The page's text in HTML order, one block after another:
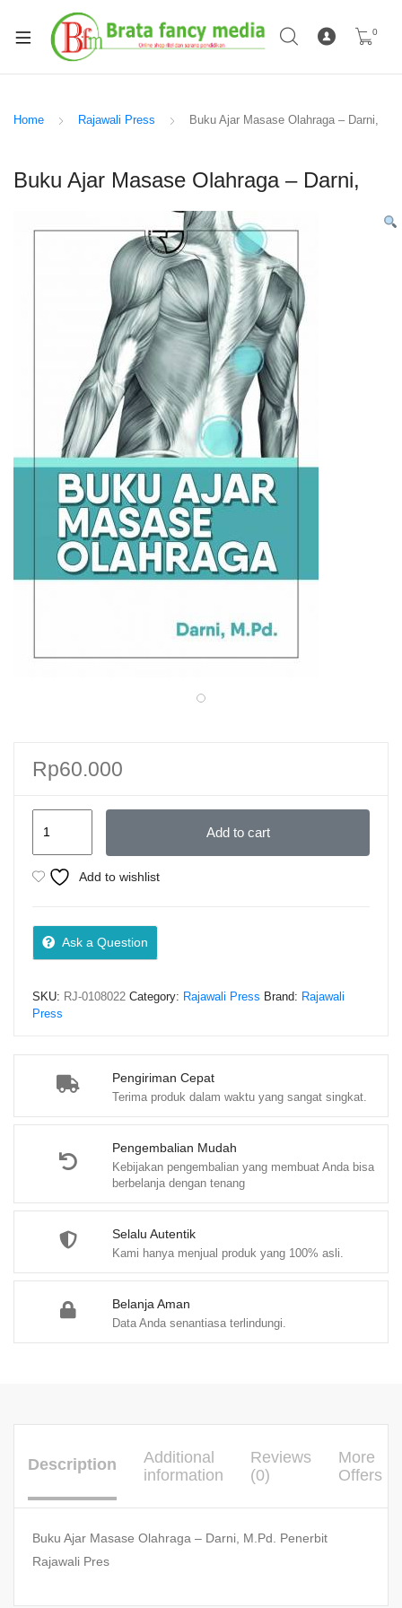
0
Home Rajawali Press Buku Ajar Masase Olahraga – Darni,
Buku Ajar Masase Olahraga – Darni,
Pengiriman Cepat
Terima produk dalam waktu yang sangat singkat.
Pengembalian Mudah
Kebijakan pengembalian yang membuat Anda bisa
berbelanja dengan tenang
Selalu Autentik
Kami hanya menjual produk yang 100% asli.
Belanja Aman
Data Anda senantiasa terlindungi.
Rp60.000
Masase
Olahraga
Darni,
quantity
Add to cart
Add to wishlist
Ask a Question
SKU: RJ-0108022 Category: Rajawali Press Brand: Rajawali
Press
Description
Additional
information
Reviews
(0)
More
Offers
Buku Ajar Masase Olahraga – Darni, M.Pd. Penerbit
Rajawali Pres